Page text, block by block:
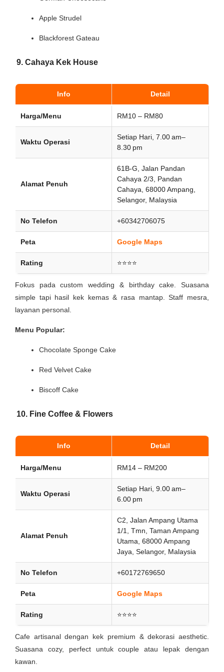
Apple Strudel
Blackforest Gateau
9. Cahaya Kek House
Info Detail
Harga/Menu RM10 – RM80
Waktu Operasi
Setiap Hari, 7.00 am–
8.30 pm
Alamat Penuh
61B-G, Jalan Pandan
Cahaya 2/3, Pandan
Cahaya, 68000 Ampang,
Selangor, Malaysia
No Telefon +60342706075
Peta Google Maps
Rating ⭐⭐⭐⭐
Fokus pada custom wedding & birthday cake. Suasana
simple tapi hasil kek kemas & rasa mantap. Staff mesra,
layanan personal.
Menu Popular:
Chocolate Sponge Cake
Red Velvet Cake
Biscoff Cake
10. Fine Coffee & Flowers
Info Detail
Harga/Menu RM14 – RM200
Waktu Operasi
Setiap Hari, 9.00 am–
6.00 pm
Alamat Penuh
C2, Jalan Ampang Utama
1/1, Tmn, Taman Ampang
Utama, 68000 Ampang
Jaya, Selangor, Malaysia
No Telefon +60172769650
Peta Google Maps
Rating ⭐⭐⭐⭐
Cafe artisanal dengan kek premium & dekorasi aesthetic.
Suasana cozy, perfect untuk couple atau lepak dengan
kawan.